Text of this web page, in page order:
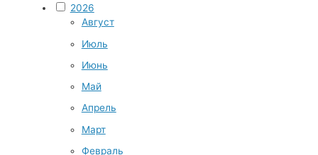
2026
Август
Июль
Июнь
Май
Апрель
Март
Февраль